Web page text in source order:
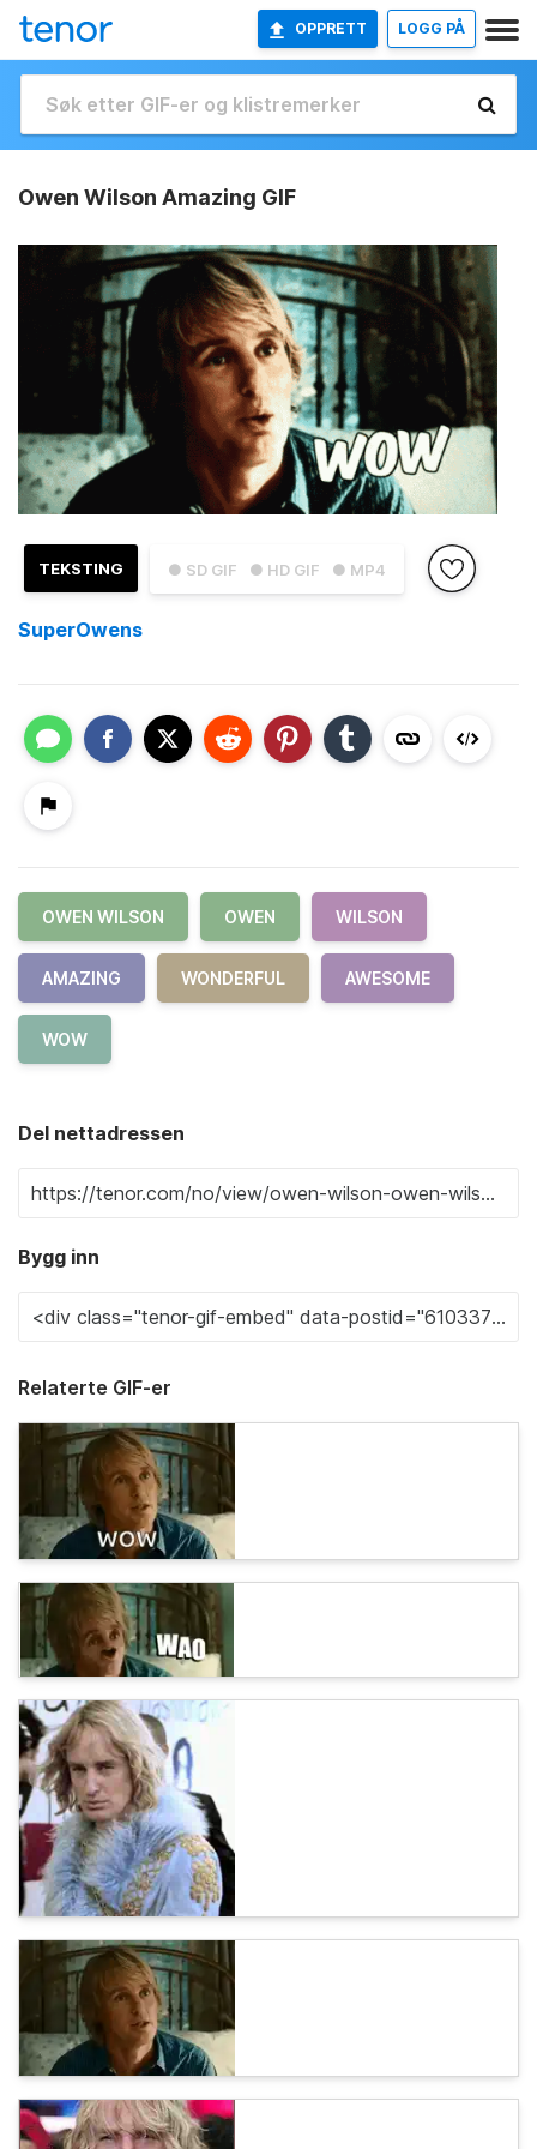
OPPRETT LOGG PÅ
Owen Wilson Amazing GIF
● SD GIF ● HD GIF ● MP4
TEKSTING
SuperOwens
OWEN WILSON OWEN WILSON
AMAZING WONDERFUL AWESOME
WOW
Del nettadressen
Bygg inn
Relaterte GIF-er